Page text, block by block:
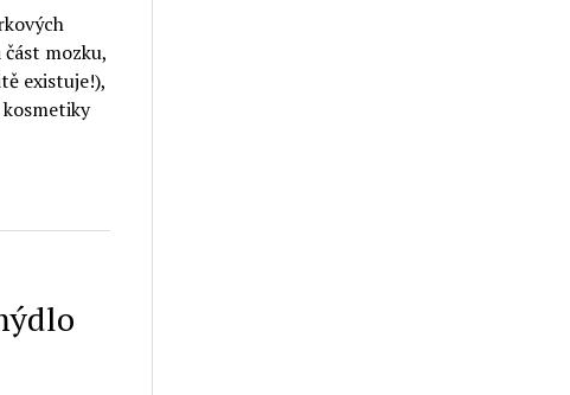
mozku,
existuje!),